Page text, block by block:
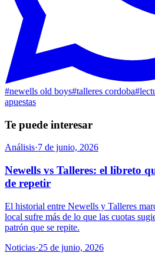
#newells old boys#talleres cordoba#
apuestas
Te puede interesar
Análisis·7 de junio, 2026
Newells vs Talleres: el libreto
de repetir
El historial entre Newells y Talleres
local sufre más de lo que las cuotas
patrón que se repite.
Noticias·25 de junio, 2026